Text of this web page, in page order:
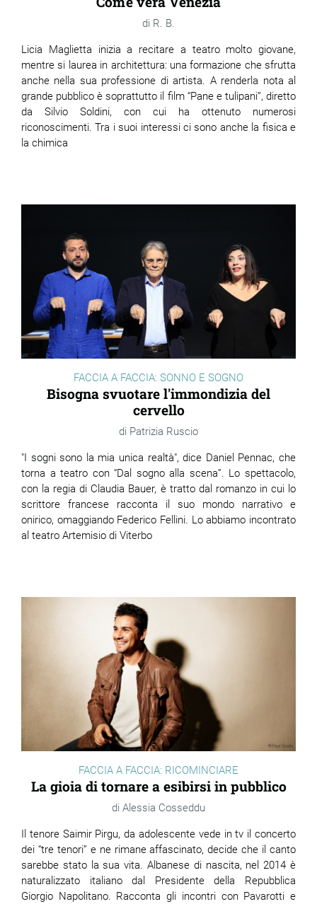
R. B.
Licia Maglietta inizia a recitare a teatro molto giovane,
mentre si laurea in architettura: una formazione che sfrutta
anche nella sua professione di artista. A renderla nota al
grande pubblico è soprattutto il film “Pane e tulipani”, diretto
da Silvio Soldini, con cui ha ottenuto numerosi
riconoscimenti. Tra i suoi interessi ci sono anche la fisica e
la chimica
FACCIA A FACCIA: SONNO E SOGNO
Bisogna svuotare l'immondizia del
cervello
Patrizia Ruscio
"I sogni sono la mia unica realtà", dice Daniel Pennac, che
torna a teatro con “Dal sogno alla scena”. Lo spettacolo,
con la regia di Claudia Bauer, è tratto dal romanzo in cui lo
scrittore francese racconta il suo mondo narrativo e
onirico, omaggiando Federico Fellini. Lo abbiamo incontrato
al teatro Artemisio di Viterbo
FACCIA A FACCIA: RICOMINCIARE
La gioia di tornare a esibirsi in pubblico
Alessia Cosseddu
Il tenore Saimir Pirgu, da adolescente vede in tv il concerto
dei “tre tenori” e ne rimane affascinato, decide che il canto
sarebbe stato la sua vita. Albanese di nascita, nel 2014 è
naturalizzato italiano dal Presidente della Repubblica
Giorgio Napolitano. Racconta gli incontri con Pavarotti e